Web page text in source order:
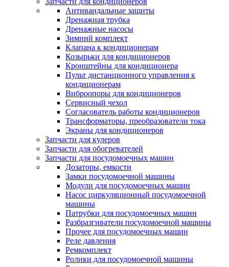
Антивандальные защиты
Дренажная трубка
Дренажные насосы
Зимний комплект
Клапана к кондиционерам
Козырьки для кондиционеров
Кронштейны для кондиционера
Пульт дистанционного управления к
кондиционерам
Виброопоры для кондиционеров
Сервисный чехол
Согласователь работы кондиционеров
Трансформаторы, преобразователи тока
Экраны для кондиционеров
Запчасти для кулеров
Запчасти для обогревателей
Запчасти для посудомоечных машин
Дозаторы, емкости
Замки посудомоечной машины
Модули для посудомоечных машин
Насос циркуляционный посудомоечной
машины
Патрубки для посудомоечных машин
Разбразгиватели посудомоечной машины
Прочее для посудомоечных машин
Реле давления
Ремкомплект
Ролики для посудомоечной машины